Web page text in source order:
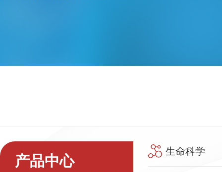
产品中心
生命科学